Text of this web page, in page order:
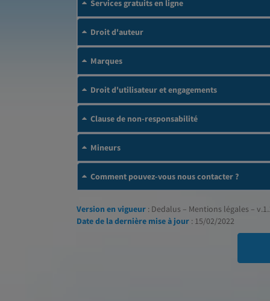
Services gratuits en ligne
Droit d'auteur
Marques
Droit d'utilisateur et engagements
Clause de non-responsabilité
Mineurs
Comment pouvez-vous nous contacter ?
Version en vigueur : Dedalus – Mentions légales –
Date de la dernière mise à jour : 15/02/2022